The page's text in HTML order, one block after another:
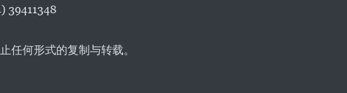
39411348
何形式的复制与转载。